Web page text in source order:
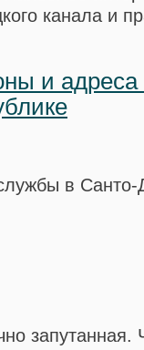
канала и
и адреса
в Санто-
запутанная.